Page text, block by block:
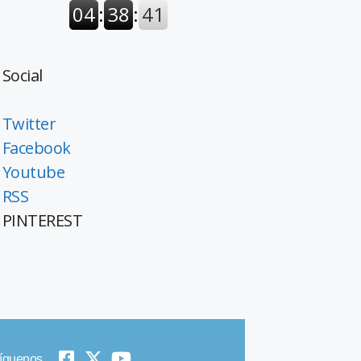
Social
Twitter
Facebook
Youtube
RSS
PINTEREST